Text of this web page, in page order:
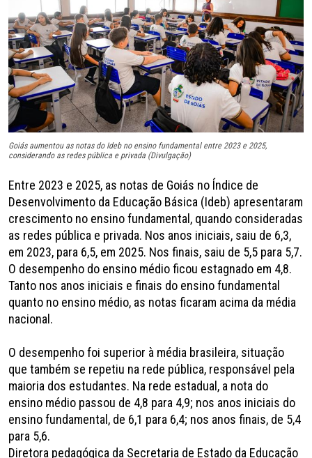
Goiás aumentou as notas do Ideb no ensino fundamental entre 2023 e 2025,
considerando as redes pública e privada (Divulgação)
Entre 2023 e 2025, as notas de Goiás no Índice de
Desenvolvimento da Educação Básica (Ideb) apresentaram
crescimento no ensino fundamental, quando consideradas
as redes pública e privada. Nos anos iniciais, saiu de 6,3,
em 2023, para 6,5, em 2025. Nos finais, saiu de 5,5 para 5,7.
O desempenho do ensino médio ficou estagnado em 4,8.
Tanto nos anos iniciais e finais do ensino fundamental
quanto no ensino médio, as notas ficaram acima da média
nacional.
O desempenho foi superior à média brasileira, situação
que também se repetiu na rede pública, responsável pela
maioria dos estudantes. Na rede estadual, a nota do
ensino médio passou de 4,8 para 4,9; nos anos iniciais do
ensino fundamental, de 6,1 para 6,4; nos anos finais, de 5,4
para 5,6.
Diretora pedagógica da Secretaria de Estado da Educação